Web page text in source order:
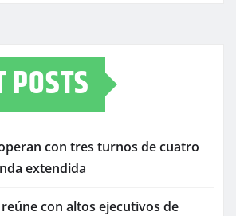
POSTS
con tres turnos de cuatro
extendida
con altos ejecutivos de